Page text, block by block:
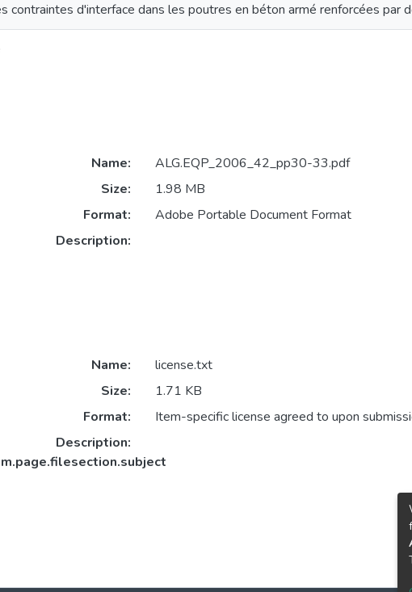
contraintes d'interface dans les poutres en béton armé renforcées par
Name:
ALG.EQP_2006_42_pp30-33.pdf
Size:
1.98 MB
Format:
Adobe Portable Document Format
Description:
Name:
license.txt
Size:
1.71 KB
Format:
Item-specific license agreed to upon
Description: